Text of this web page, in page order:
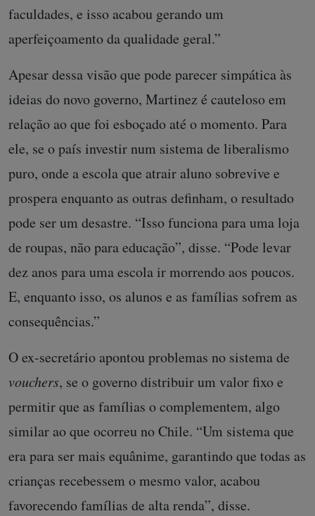
faculdades, e isso acabou gerando um
aperfeiçoamento da qualidade geral.”
Apesar dessa visão que pode parecer simpática às
ideias do novo governo, Martinez é cauteloso em
relação ao que foi esboçado até o momento. Para
ele, se o país investir num sistema de liberalismo
puro, onde a escola que atrair aluno sobrevive e
prospera enquanto as outras definham, o resultado
pode ser um desastre. “Isso funciona para uma loja
de roupas, não para educação”, disse. “Pode levar
dez anos para uma escola ir morrendo aos poucos.
E, enquanto isso, os alunos e as famílias sofrem as
consequências.”
O ex-secretário apontou problemas no sistema de
vouchers, se o governo distribuir um valor fixo e
permitir que as famílias o complementem, algo
similar ao que ocorreu no Chile. “Um sistema que
era para ser mais equânime, garantindo que todas as
crianças recebessem o mesmo valor, acabou
favorecendo famílias de alta renda”, disse.